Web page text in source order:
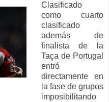
Clasificado
como cuarto
clasificado
además de
finalista de la
Taça de Portugal
entró
directamente en
la fase de grupos
imposibilitando